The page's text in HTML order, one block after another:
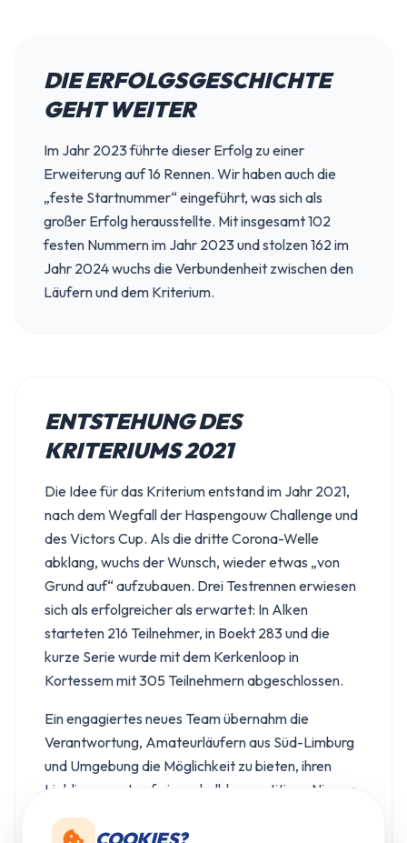
DIE ERFOLGSGESCHICHTE
GEHT WEITER
Im Jahr 2023 führte dieser Erfolg zu einer
Erweiterung auf 16 Rennen. Wir haben auch die
„feste Startnummer“ eingeführt, was sich als
großer Erfolg herausstellte. Mit insgesamt 102
festen Nummern im Jahr 2023 und stolzen 162 im
Jahr 2024 wuchs die Verbundenheit zwischen den
Läufern und dem Kriterium.
ENTSTEHUNG DES
KRITERIUMS 2021
Die Idee für das Kriterium entstand im Jahr 2021,
nach dem Wegfall der Haspengouw Challenge und
des Victors Cup. Als die dritte Corona-Welle
abklang, wuchs der Wunsch, wieder etwas „von
Grund auf“ aufzubauen. Drei Testrennen erwiesen
sich als erfolgreicher als erwartet: In Alken
starteten 216 Teilnehmer, in Boekt 283 und die
kurze Serie wurde mit dem Kerkenloop in
Kortessem mit 305 Teilnehmern abgeschlossen.
Ein engagiertes neues Team übernahm die
Verantwortung, Amateurläufern aus Süd-Limburg
und Umgebung die Möglichkeit zu bieten, ihren
Lieblingssport auf einem halbkompetitiven Niveau
in ihrer eigenen Region auszuüben. Wir haben uns
bewusst für einen kleinteiligen Ansatz entschieden,